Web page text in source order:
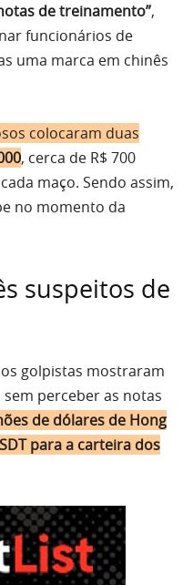
de treinamento”,
funcionários de
uma marca em chinês
colocaram duas
, cerca de R$ 700
maço. Sendo assim,
no momento da
suspeitos de
golpistas mostraram
perceber as notas
de dólares de Hong
para a carteira dos